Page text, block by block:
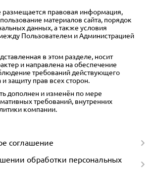
размещается правовая информация,
материалов сайта, порядок
данных, а также условия
Пользователем и Администрацией
в этом разделе, носит
и направлена на обеспечение
требований действующего
и защиту прав всех сторон.
дополнен и изменён по мере
требований, внутренних
компании.
соглашение
обработки персональных